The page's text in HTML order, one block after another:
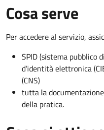
Cosa serve
Per accedere al servizio,
SPID (sistema pubblico
d’identità elettronica
(CNS)
tutta la
della pratica.